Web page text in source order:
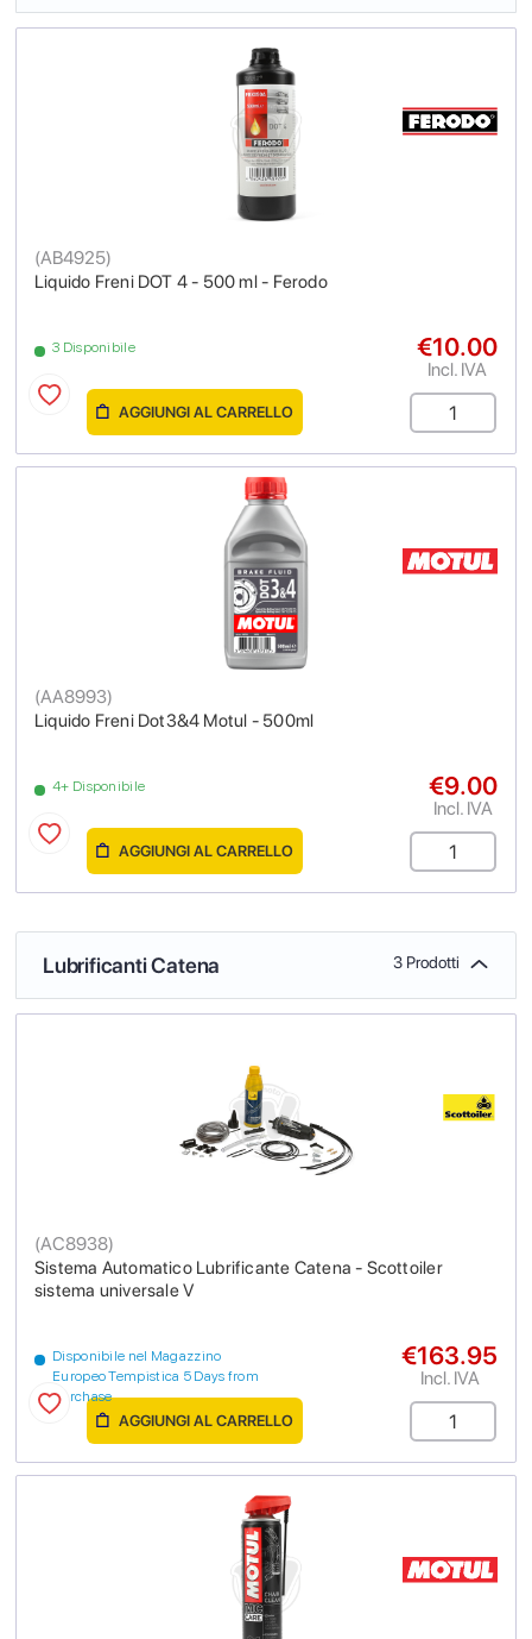
Liquido Freni DOT 4 - 500 ml - Ferodo
(AB4925)
3 Disponibile €10.00
Incl. IVA
AGGIUNGI AL CARRELLO
Liquido Freni Dot3&4 Motul - 500ml
(AA8993)
4+ Disponibile €9.00
Incl. IVA
AGGIUNGI AL CARRELLO
Lubrificanti Catena 3 Prodotti
Sistema Automatico Lubrificante Catena - Scottoiler
sistema universale V
(AC8938)
Disponibile nel Magazzino
Europeo Tempistica 5 Days from
purchase
€163.95
Incl. IVA
AGGIUNGI AL CARRELLO